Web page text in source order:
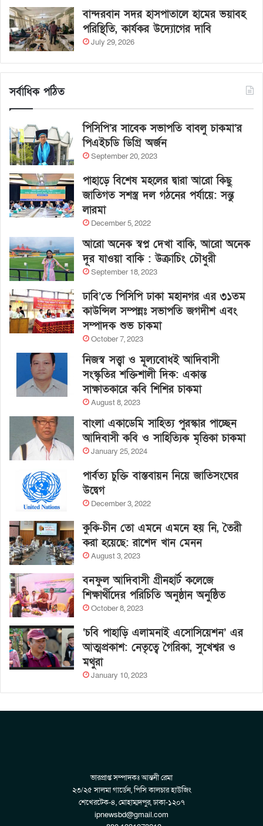
বান্দরবান সদর হাসপাতালে হামের ভয়াবহ
পরিস্থিতি, কার্যকর উদ্যোগের দাবি
July 29, 2026
সর্বাধিক পঠিত
পিসিপি’র সাবেক সভাপতি বাবলু চাকমা’র
পিএইচডি ডিগ্রি অর্জন
September 20, 2023
পাহাড়ে বিশেষ মহলের দ্বারা আরো কিছু
জাতিগত সশস্ত্র দল গঠনের পর্যায়ে: সন্তু
লারমা
December 5, 2022
আরো অনেক স্বপ্ন দেখা বাকি, আরো অনেক
দূর যাওয়া বাকি : উক্রাচিং চৌধুরী
September 18, 2023
ঢাবি’তে পিসিপি ঢাকা মহানগর এর ৩১তম
কাউন্সিল সম্পন্নঃ সভাপতি জগদীশ এবং
সম্পাদক শুভ চাকমা
October 7, 2023
নিজস্ব সত্ত্বা ও মূল্যবোধই আদিবাসী
সংস্কৃতির শক্তিশালী দিক: একান্ত
সাক্ষাতকারে কবি শিশির চাকমা
August 8, 2023
বাংলা একাডেমি সাহিত্য পুরস্কার পাচ্ছেন
আদিবাসী কবি ও সাহিত্যিক মৃত্তিকা চাকমা
January 25, 2024
পার্বত্য চুক্তি বাস্তবায়ন নিয়ে জাতিসংঘের
উদ্বেগ
December 3, 2022
কুকি-চীন তো এমনে এমনে হয় নি, তৈরী
করা হয়েছে: রাশেদ খান মেনন
August 3, 2023
বনফুল আদিবাসী গ্রীনহার্ট কলেজে
শিক্ষার্থীদের পরিচিতি অনুষ্ঠান অনুষ্ঠিত
October 8, 2023
‘চবি পাহাড়ি এলামনাই এসোসিয়েশন’ এর
আত্মপ্রকাশ: নেতৃত্বে গৈরিকা, সুখেশ্বর ও
মথুরা
January 10, 2023
ভারপ্রাপ্ত সম্পাদকঃ আন্তনী রেমা
২৩/২৫ সালমা গার্ডেন, পিসি কালচার হাউজিং
শেখেরটেক-৪, মোহাম্মদপুর, ঢাকা-১২০৭
ipnewsbd@gmail.com